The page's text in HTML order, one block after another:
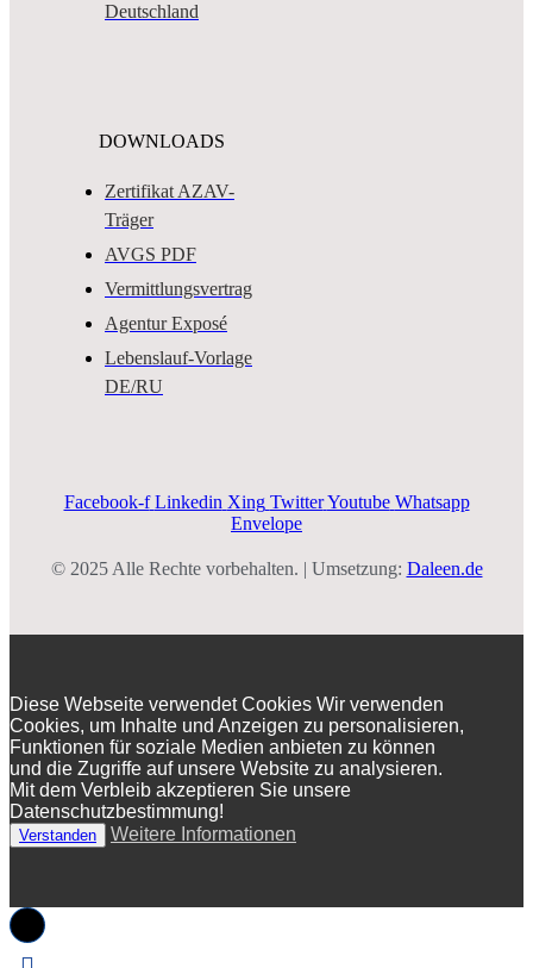
Deutschland
DOWNLOADS
Zertifikat AZAV-
Träger
AVGS PDF
Vermittlungsvertrag
Agentur Exposé
Lebenslauf-Vorlage
DE/RU
Facebook-f Linkedin Xing Twitter Youtube Whatsapp
Envelope
© 2025 Alle Rechte vorbehalten. | Umsetzung: Daleen.de
Diese Webseite verwendet Cookies Wir verwenden
Cookies, um Inhalte und Anzeigen zu personalisieren,
Funktionen für soziale Medien anbieten zu können
und die Zugriffe auf unsere Website zu analysieren.
Mit dem Verbleib akzeptieren Sie unsere
Datenschutzbestimmung!
Verstanden Weitere Informationen